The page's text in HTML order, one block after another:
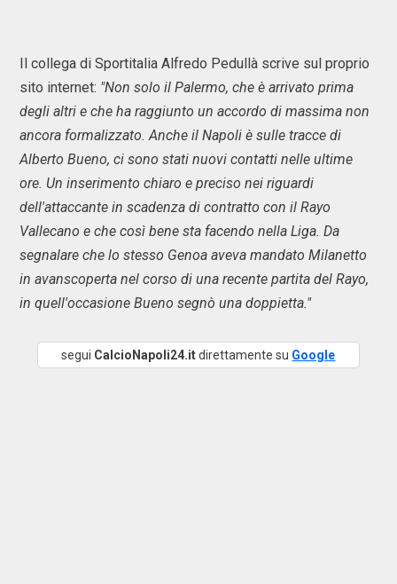
Il collega di Sportitalia Alfredo Pedullà scrive sul proprio
sito internet: "Non solo il Palermo, che è arrivato prima
degli altri e che ha raggiunto un accordo di massima non
ancora formalizzato. Anche il Napoli è sulle tracce di
Alberto Bueno, ci sono stati nuovi contatti nelle ultime
ore. Un inserimento chiaro e preciso nei riguardi
dell'attaccante in scadenza di contratto con il Rayo
Vallecano e che così bene sta facendo nella Liga. Da
segnalare che lo stesso Genoa aveva mandato Milanetto
in avanscoperta nel corso di una recente partita del Rayo,
in quell'occasione Bueno segnò una doppietta."
segui CalcioNapoli24.itdirettamente su Google